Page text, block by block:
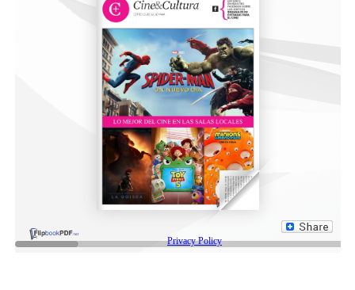
Desde la organización remarcaron que el abandono, el
maltrato y los riesgos sanitarios forman parte de las
consecuencias derivadas de la sobrepoblación animal e
invitaron a la comunidad a participar y difundir la
Facebook
Twitter
EmailCompartir
BARRIO JUAN XXIII
COMODORO ANIMAL
DESTACADA
PROGRAMA DE EQUILIBRIO POBLACIONAL